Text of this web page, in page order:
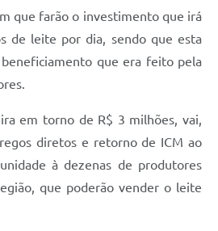
que farão o investimento que irá
de leite por dia, sendo que esta
que era feito pela
em torno de R$ 3 milhões, vai,
diretos e retorno de ICM ao
à dezenas de produtores
que poderão vender o leite